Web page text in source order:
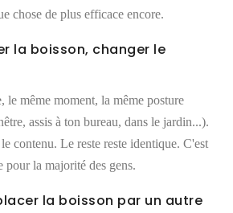
chose de plus efficace encore.
la boisson, changer le
le même moment, la même posture
assis à ton bureau, dans le jardin...).
contenu. Le reste reste identique. C'est
pour la majorité des gens.
la boisson par un autre